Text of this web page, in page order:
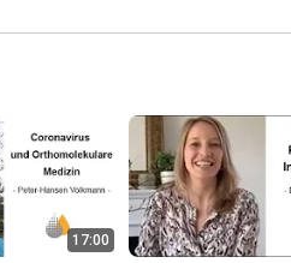
17:00